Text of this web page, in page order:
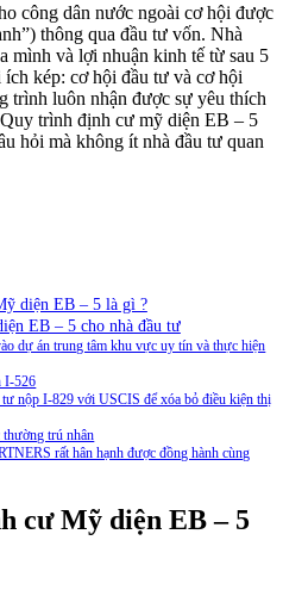
công dân nước ngoài cơ hội được
thông qua đầu tư vốn. Nhà
mình và lợi nhuận kinh tế từ sau 5
kép: cơ hội đầu tư và cơ hội
trình luôn nhận được sự yêu thích
trình định cư mỹ diện EB – 5
hỏi mà không ít nhà đầu tư quan
diện EB – 5 là gì ?
EB – 5 cho nhà đầu tư
dự án trung tâm khu vực uy tín và thực hiện
I-526
nộp I-829 với USCIS để xóa bỏ điều kiện thị
trú nhân
rất hân hạnh được đồng hành cùng
cư Mỹ diện EB – 5